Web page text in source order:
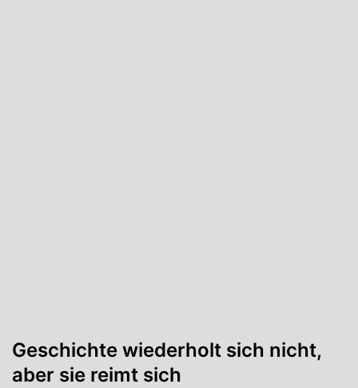
Geschichte wiederholt sich nicht,
aber sie reimt sich